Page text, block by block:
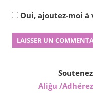
Oui, ajoutez-moi à
Aliĝu /Adhérez